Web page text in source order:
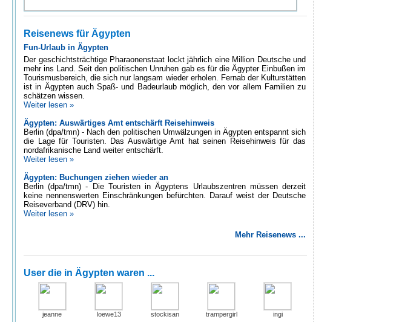
Reisenews für Ägypten
Fun-Urlaub in Ägypten
Der geschichtsträchtige Pharaonenstaat lockt jährlich eine Million Deutsche und
mehr ins Land. Seit den politischen Unruhen gab es für die Ägypter Einbußen im
Tourismusbereich, die sich nur langsam wieder erholen. Fernab der Kulturstätten
ist in Ägypten auch Spaß- und Badeurlaub möglich, den vor allem Familien zu
schätzen wissen.
Weiter lesen »
Ägypten: Auswärtiges Amt entschärft Reisehinweis
Berlin (dpa/tmn) - Nach den politischen Umwälzungen in Ägypten entspannt sich
die Lage für Touristen. Das Auswärtige Amt hat seinen Reisehinweis für das
nordafrikanische Land weiter entschärft.
Weiter lesen »
Ägypten: Buchungen ziehen wieder an
Berlin (dpa/tmn) - Die Touristen in Ägyptens Urlaubszentren müssen derzeit
keine nennenswerten Einschränkungen befürchten. Darauf weist der Deutsche
Reiseverband (DRV) hin.
Weiter lesen »
Mehr Reisenews ...
User die in Ägypten waren ...
jeanne loewe13 stockisan trampergirl ingi